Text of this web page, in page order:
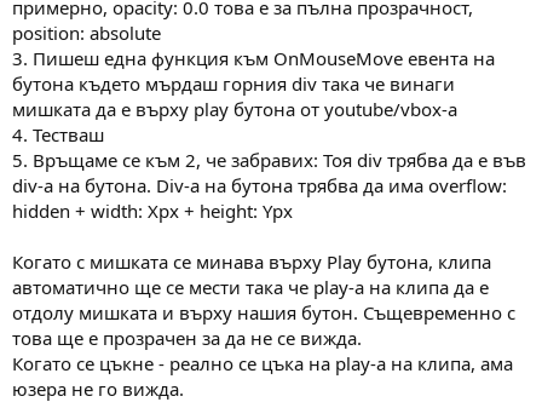
примерно, opacity: 0.0 това е за пълна прозрачност,
position: absolute
3. Пишеш една функция към OnMouseMove евента на
бутона където мърдаш горния div така че винаги
мишката да е върху play бутона от youtube/vbox-a
4. Тестваш
5. Връщаме се към 2, че забравих: Тоя div трябва да е във
div-a на бутона. Div-а на бутона трябва да има overflow:
hidden + width: Xpx + height: Ypx
Когато с мишката се минава върху Play бутона, клипа
автоматично ще се мести така че play-a на клипа да е
отдолу мишката и върху нашия бутон. Същевременно с
това ще е прозрачен за да не се вижда.
Когато се цъкне - реално се цъка на play-a на клипа, ама
юзера не го вижда.